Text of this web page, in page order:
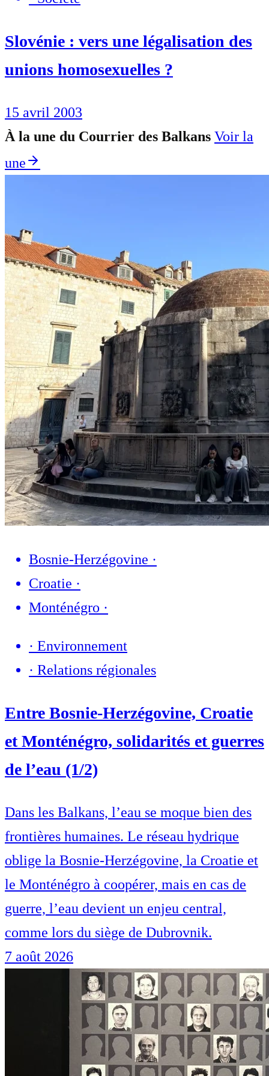
Slovénie : vers une légalisation des
unions homosexuelles ?
15 avril 2003
À la une du Courrier des Balkans Voir la
une
Bosnie-Herzégovine ·
Croatie ·
Monténégro ·
· Environnement
· Relations régionales
Entre Bosnie-Herzégovine, Croatie
et Monténégro, solidarités et guerres
de l’eau (1/2)
Dans les Balkans, l’eau se moque bien des
frontières humaines. Le réseau hydrique
oblige la Bosnie-Herzégovine, la Croatie et
le Monténégro à coopérer, mais en cas de
guerre, l’eau devient un enjeu central,
comme lors du siège de Dubrovnik.
7 août 2026